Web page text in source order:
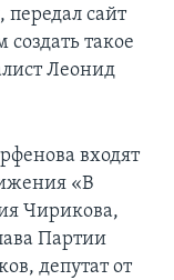
сайт
такое
Леонид
входят
«В
Чирикова,
Партии
депутат от